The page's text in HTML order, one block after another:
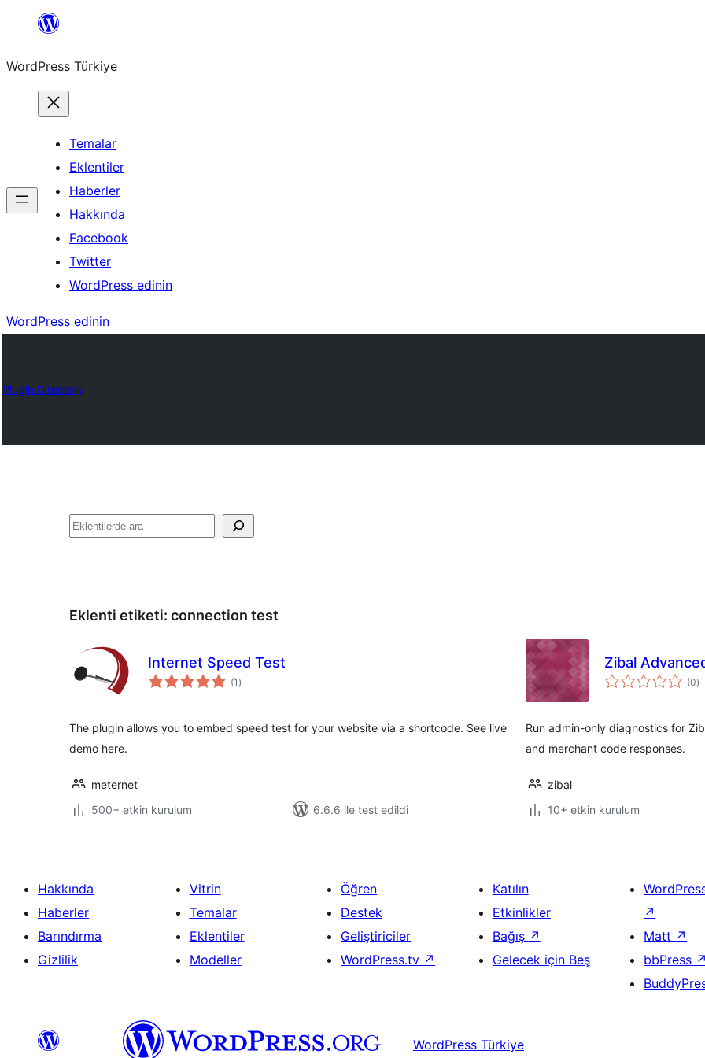
İçeriğe
WordPress Türkiye
Temalar
Eklentiler
Haberler
Hakkında
Facebook
Twitter
WordPress edinin
WordPress edinin
Plugin Directory
Ara
Eklenti etiketi: connection test
Internet Speed Test
(1 toplam
puan
)
The plugin allows you to embed speed test for your website via a shortcode. See live
demo here.
meternet
500+ etkin kurulum
6.6.6 ile test edildi
Zibal
(0)
Run admin-only diagnostics for
and merchant code responses.
zibal
10+ etkin kurulum
Hakkında
Haberler
Barındırma
Gizlilik
Vitrin
Temalar
Eklentiler
Modeller
Öğren
Destek
Geliştiriciler
WordPress.tv ↗
Katılın
Etkinlikler
Bağış ↗
Gelecek için Beş
↗
Matt ↗
bbPress ↗
WordPress Türkiye